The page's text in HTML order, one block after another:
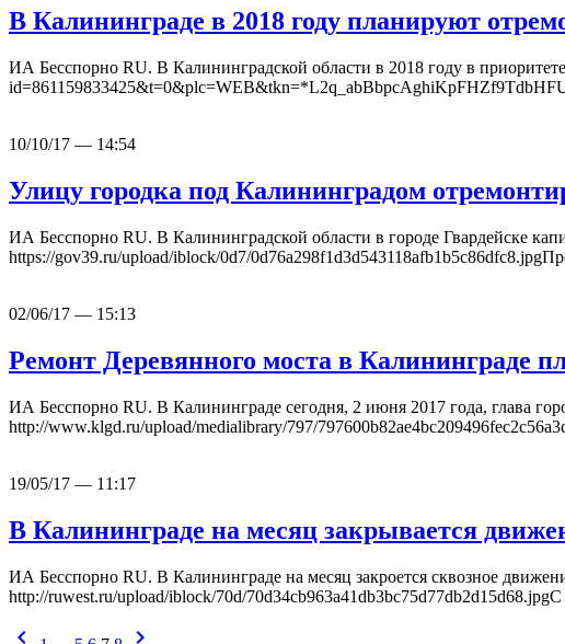
В Калининграде в 2018 году планируют
ИА Бесспорно RU. В Калининградской области в 2018 году в
10/10/17 — 14:54
Улицу городка под Калининградом
ИА Бесспорно RU. В Калининградской области в городе Гвардейске
https://gov39.ru/upload/iblock/0d7/
02/06/17 — 15:13
Ремонт Деревянного моста в Калининграде
ИА Бесспорно RU. В Калининграде сегодня, 2 июня 2017 года, глава
http://www.klgd.ru/upload/medialibrary/797/
19/05/17 — 11:17
В Калининграде на месяц закрывается
ИА Бесспорно RU. В Калининграде на месяц закроется сквозное
http://ruwest.ru/upload/iblock/70d/
chevron_left chevron_right